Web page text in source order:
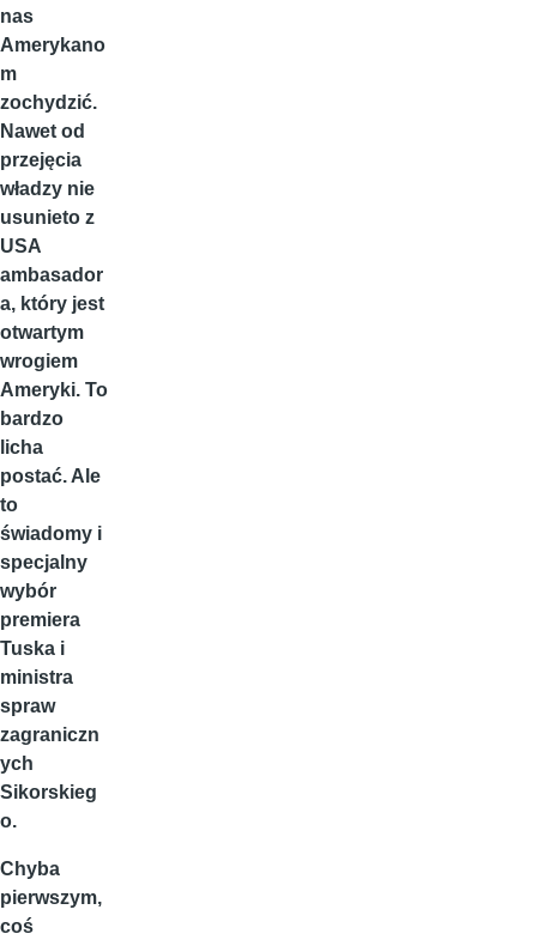
nas
Amerykano
m
zochydzić.
Nawet od
przejęcia
władzy nie
usunieto z
USA
ambasador
a, który jest
otwartym
wrogiem
Ameryki. To
bardzo
licha
postać. Ale
to
świadomy i
specjalny
wybór
premiera
Tuska i
ministra
spraw
zagraniczn
ych
Sikorskieg
o.
Chyba
pierwszym,
coś